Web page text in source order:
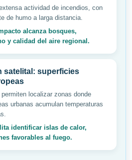
actividad de incendios, con
de humo a larga distancia.
alcanza bosques,
y calidad del aire regional.
satelital: superficies
localizar zonas donde
urbanas acumulan temperaturas
identificar islas de calor,
favorables al fuego.